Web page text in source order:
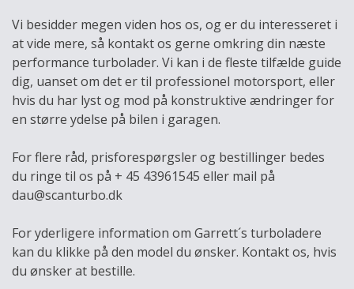
Vi besidder megen viden hos os, og er du interesseret i
at vide mere, så kontakt os gerne omkring din næste
performance turbolader. Vi kan i de fleste tilfælde guide
dig, uanset om det er til professionel motorsport, eller
hvis du har lyst og mod på konstruktive ændringer for
en større ydelse på bilen i garagen.
For flere råd, prisforespørgsler og bestillinger bedes
du ringe til os på + 45 43961545 eller mail på
dau@scanturbo.dk
For yderligere information om Garrett´s turboladere
kan du klikke på den model du ønsker. Kontakt os, hvis
du ønsker at bestille.